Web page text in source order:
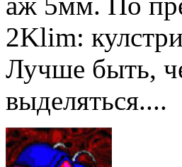
2Klim:
Лучше быть,
выделяться....